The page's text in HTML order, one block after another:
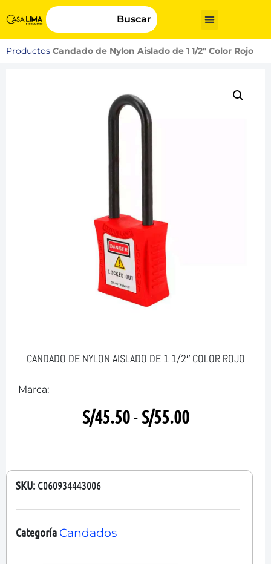
Buscar
Productos Candado de Nylon Aislado de 1 1/2″ Color Rojo
CANDADO DE NYLON AISLADO DE 1 1/2″ COLOR ROJO
Marca:
S/45.50- S/55.00
SKU: C060934443006
Categoría Candados